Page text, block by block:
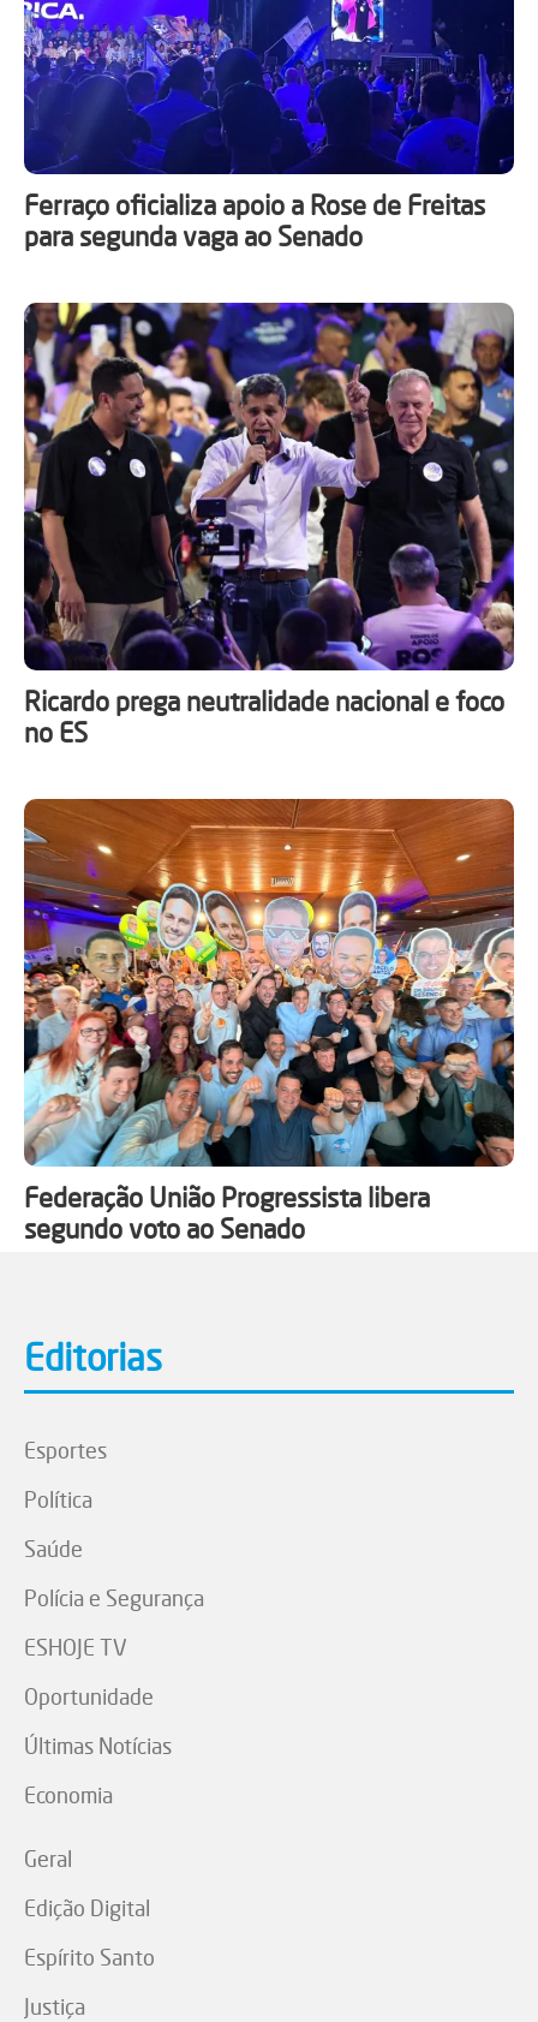
Ferraço oficializa apoio a Rose de Freitas
para segunda vaga ao Senado
Ricardo prega neutralidade nacional e foco
no ES
Federação União Progressista libera
segundo voto ao Senado
Editorias
Esportes
Política
Saúde
Polícia e Segurança
ESHOJE TV
Oportunidade
Últimas Notícias
Economia
Geral
Edição Digital
Espírito Santo
Justiça